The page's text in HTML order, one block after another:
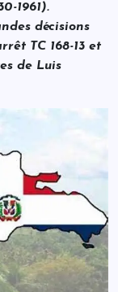
1961).
décisions
TC 168-13 et
de Luis